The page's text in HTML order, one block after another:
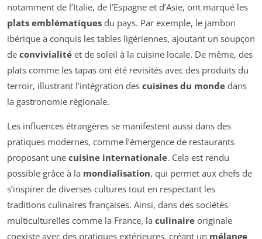
notamment de l’Italie, de l’Espagne et d’Asie, ont marqué les
plats emblématiques du pays. Par exemple, le jambon
ibérique a conquis les tables ligériennes, ajoutant un soupçon
de convivialité et de soleil à la cuisine locale. De même, des
plats comme les tapas ont été revisités avec des produits du
terroir, illustrant l’intégration des cuisines du monde dans
la gastronomie régionale.
Les influences étrangères se manifestent aussi dans des
pratiques modernes, comme l’émergence de restaurants
proposant une cuisine internationale. Cela est rendu
possible grâce à la mondialisation, qui permet aux chefs de
s’inspirer de diverses cultures tout en respectant les
traditions culinaires françaises. Ainsi, dans des sociétés
multiculturelles comme la France, la culinaire originale
coexiste avec des pratiques extérieures, créant un mélange